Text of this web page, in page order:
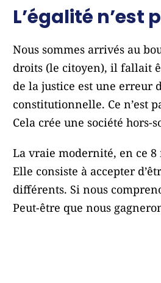
L’égalité n’est
Nous sommes arrivés au
droits (le citoyen), il fallait
de la justice est une erreur
constitutionnelle. Ce n’est
Cela crée une société
La vraie modernité, en ce
Elle consiste à accepter
différents. Si nous
Peut-être que nous